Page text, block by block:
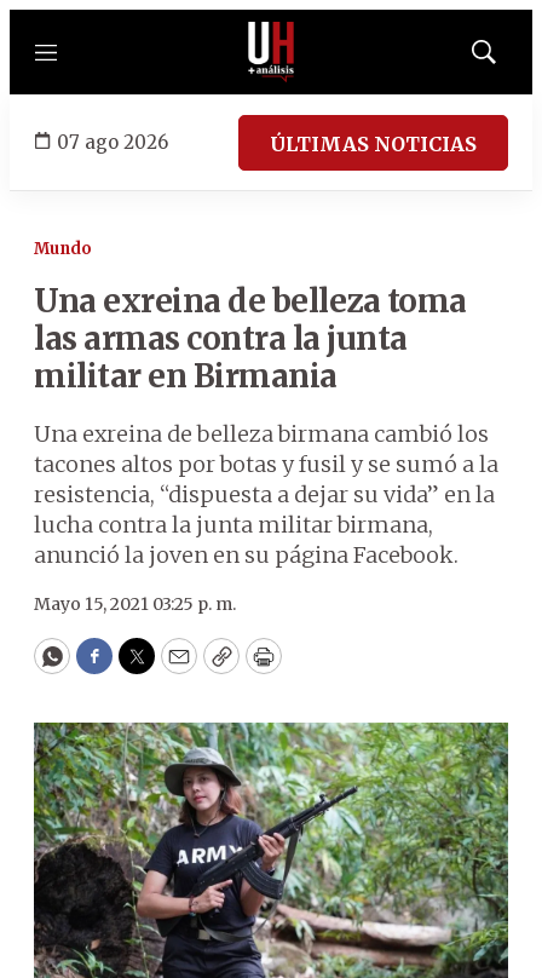
Menú
Mostrar
07 ago 2026 ÚLTIMAS NOTICIAS
Mundo
Una exreina de belleza toma
las armas contra la junta
militar en Birmania
Una exreina de belleza birmana cambió los
tacones altos por botas y fusil y se sumó a la
resistencia, “dispuesta a dejar su vida” en la
lucha contra la junta militar birmana,
anunció la joven en su página Facebook.
Mayo 15, 2021 03:25 p. m.
WhatsApp
Facebook
Twitter
EmailCopyPrint